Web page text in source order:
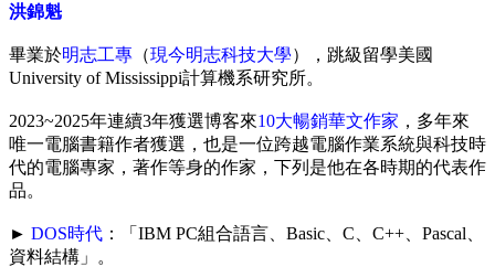
洪錦魁
畢業於明志工專 （現今明志科技大學），跳級留學美國
University of Mississippi計算機系研究所。
2023~2025年連續3年獲選博客來10大暢銷華文作家 ，多年來
唯一電腦書籍作者獲選，也是一位跨越電腦作業系統與科技時
代的電腦專家，著作等身的作家，下列是他在各時期的代表作
品。
► DOS時代 ：「IBM PC組合語言、Basic、C、C++、Pascal、
資料結構」。